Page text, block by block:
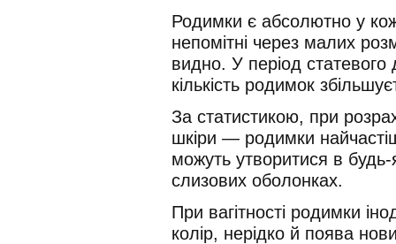
Родимки є абсолютно у
непомітні через малих
видно. У період статевого
кількість родимок
За статистикою, при
шкіри — родимки
можуть утворитися в будь-
слизових оболонках.
При вагітності родимки
колір, нерідко й поява